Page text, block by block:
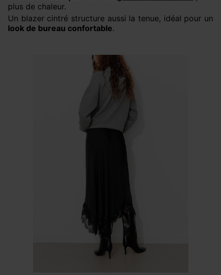
plus de chaleur.
Un blazer cintré structure aussi la tenue, idéal pour un
look de bureau confortable.